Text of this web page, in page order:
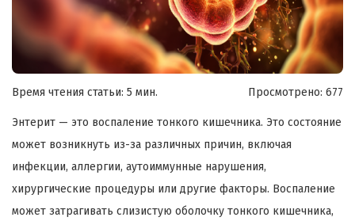
Время чтения статьи: 5 мин. Просмотрено: 677
Энтерит — это воспаление тонкого кишечника. Это состояние
может возникнуть из-за различных причин, включая
инфекции, аллергии, аутоиммунные нарушения,
хирургические процедуры или другие факторы. Воспаление
может затрагивать слизистую оболочку тонкого кишечника,